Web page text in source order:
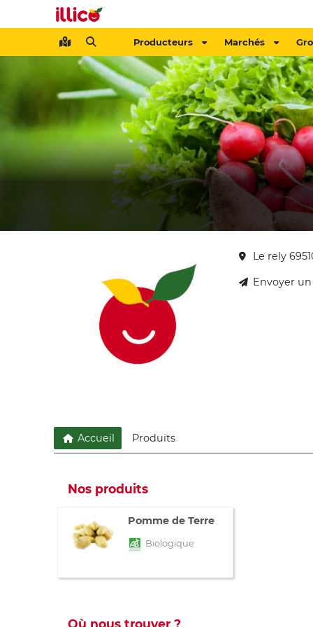
Producteurs Marchés
Le rely
Envoyer
Accueil Produits
Nos produits
Pomme de Terre
Biologique
Où nous trouver ?